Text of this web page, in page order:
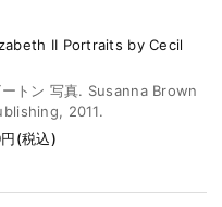
II Portraits by Cecil
ートン 写真. Susanna Brown
2011.
(税込)